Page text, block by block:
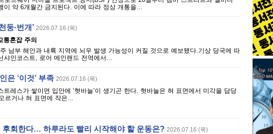
이 약 6개월간 금지된다. 이에 따라 정상 개통을...
둥·번개’ 2026.07.16 (목)
통혼잡 주의
남부 해안과 내륙 지역에 뇌우 발생 가능성이 커질 것으로 예보됐다.기상 당국에 따
샤인코스트, 로어 메인랜드 전역에서...
은 ‘이것’ 부족 2026.07.16 (목)
트레스가 쌓이면 입안에 ‘혓바늘’이 생기곤 한다. 혓바늘은 혀 표면에서 미각을 담당
르거나 혀 표면에 작은...
후회한다… 하루라도 빨리 시작해야 할 운동은? 2026.07.16 (목)